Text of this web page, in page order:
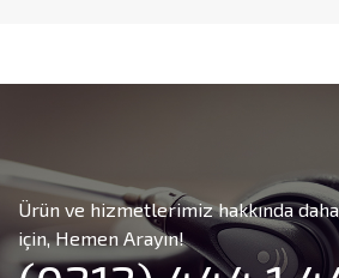
Ürün ve hizmetlerimiz hakkında
için, Hemen Arayın!